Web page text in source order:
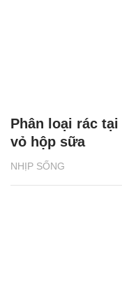
NHỊP SỐNG
Phân loại rác
vỏ hộp sữa